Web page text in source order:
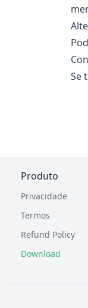
Se
Produto
Privacidade
Termos
Refund Policy
Download